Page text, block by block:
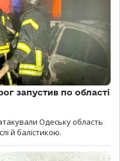
запустив по області
Одеську область
й балістикою.